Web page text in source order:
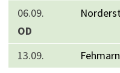
06.09.
OD
13.09.